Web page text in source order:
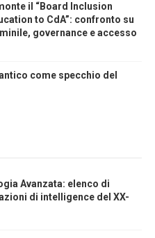
il “Board Inclusion
to CdA”: confronto su
governance e accesso
come specchio del
Avanzata: elenco di
di intelligence del XX-